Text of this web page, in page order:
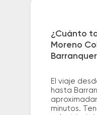
¿Cuánto
Moreno
El viaje
hasta
minutos.